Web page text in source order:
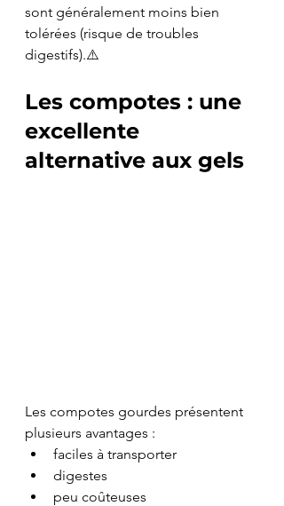
sont généralement moins bien
tolérées (risque de troubles
digestifs).⚠️
Les compotes : une
excellente
alternative aux gels
Les compotes gourdes présentent
plusieurs avantages :
faciles à transporter
digestes
peu coûteuses